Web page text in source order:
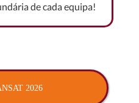
de cada equipa!
2026